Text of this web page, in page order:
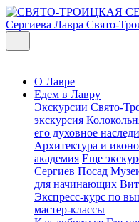
Сергиева Лавра Свято-
О Лавре
Едем в Лавру
Экскурсии Свято-
экскурсия
его духовное
Архитектура и
академия Еще
Сергиев Посад
для начинающих
Экспресс-курс по
мастер-классы